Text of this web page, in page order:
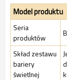
Model produktu
Seria
produktów
Skład zestawu
bariery
świetlnej